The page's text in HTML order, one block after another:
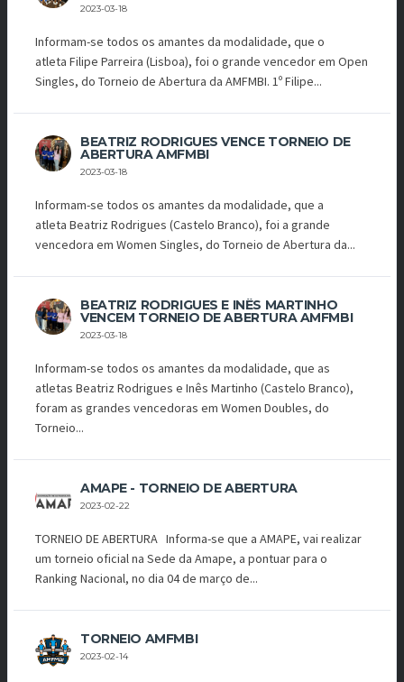
2023-03-18
Informam-se todos os amantes da modalidade, que o
atleta Filipe Parreira (Lisboa), foi o grande vencedor em Open
Singles, do Torneio de Abertura da AMFMBI. 1º Filipe...
BEATRIZ RODRIGUES VENCE TORNEIO DE
ABERTURA AMFMBI
2023-03-18
Informam-se todos os amantes da modalidade, que a
atleta Beatriz Rodrigues (Castelo Branco), foi a grande
vencedora em Women Singles, do Torneio de Abertura da...
BEATRIZ RODRIGUES E INÊS MARTINHO
VENCEM TORNEIO DE ABERTURA AMFMBI
2023-03-18
Informam-se todos os amantes da modalidade, que as
atletas Beatriz Rodrigues e Inês Martinho (Castelo Branco),
foram as grandes vencedoras em Women Doubles, do
Torneio...
AMAPE - TORNEIO DE ABERTURA
2023-02-22
TORNEIO DE ABERTURA Informa-se que a AMAPE, vai realizar
um torneio oficial na Sede da Amape, a pontuar para o
Ranking Nacional, no dia 04 de março de...
TORNEIO AMFMBI
2023-02-14